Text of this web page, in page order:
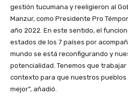
gestión tucumana y reeligieron al
Manzur, como Presidente Pro
año 2022. En este sentido, el
estados de los 7 países por
mundo se está reconfigurando y
potencialidad. Tenemos que
contexto para que nuestros
mejor”, añadió.